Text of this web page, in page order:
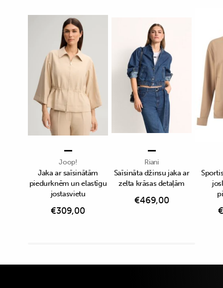
Joop!
Jaka ar saīsinātām
piedurknēm un elastīgu
jostasvietu
€309,00
Riani
Saīsināta džinsu jaka ar
zelta krāsas detaļām
€469,00
€